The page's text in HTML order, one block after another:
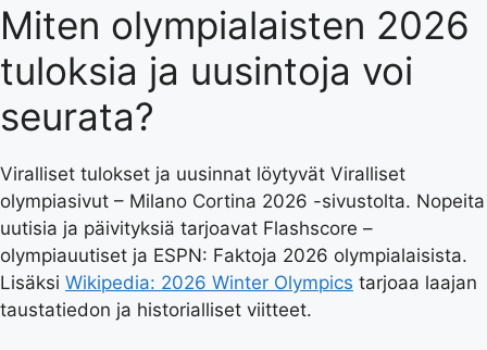
Miten olympialaisten 2026
tuloksia ja uusintoja voi
seurata?
Viralliset tulokset ja uusinnat löytyvät Viralliset
olympiasivut – Milano Cortina 2026 -sivustolta. Nopeita
uutisia ja päivityksiä tarjoavat Flashscore –
olympiauutiset ja ESPN: Faktoja 2026 olympialaisista.
Lisäksi Wikipedia: 2026 Winter Olympics tarjoaa laajan
taustatiedon ja historialliset viitteet.